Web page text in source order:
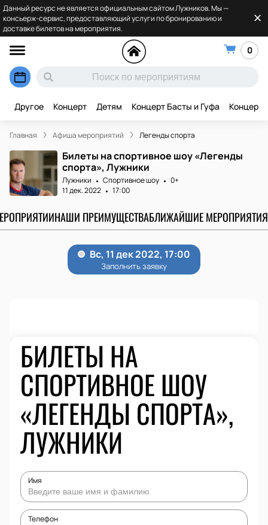
Данный ресурс не является официальным сайтом Лужников. Мы —
консьерж-сервис, предоставляющий услуги по бронированию и
доставке билетов на мероприятия.
0
Другое Концерт Детям Концерт Басты и Гуфа Концерт
Главная Афиша мероприятий Легенды спорта
Билеты на спортивное шоу «Легенды
спорта», Лужники
Лужники Спортивное шоу
0+
11 дек. 2022
17:00
НАШИ ПРЕИМУЩЕСТВАБЛИЖАЙШИЕ МЕРОПРИЯТИЯ
БИЛЕТЫ НА
СПОРТИВНОЕ ШОУ
«ЛЕГЕНДЫ СПОРТА»,
ЛУЖНИКИ
Имя
Телефон